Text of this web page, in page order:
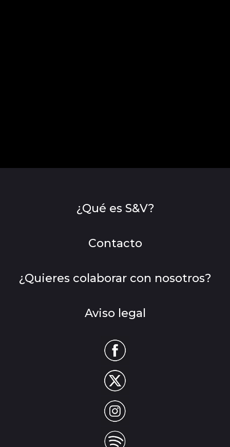
¿Qué es S&V?
Contacto
¿Quieres colaborar con nosotros?
Aviso legal